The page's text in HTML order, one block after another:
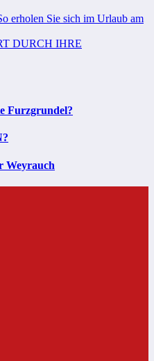
erholen Sie sich im Urlaub am
DURCH IHRE
Furzgrundel?
Weyrauch